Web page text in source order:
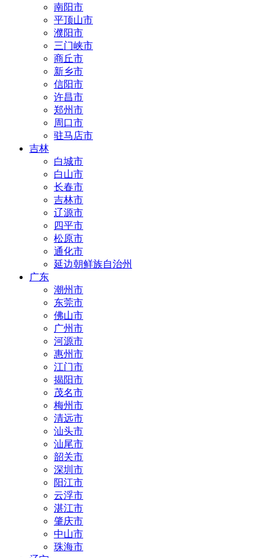
南阳市
平顶山市
濮阳市
三门峡市
商丘市
新乡市
信阳市
许昌市
郑州市
周口市
驻马店市
吉林
白城市
白山市
长春市
吉林市
辽源市
四平市
松原市
通化市
延边朝鲜族自治州
广东
潮州市
东莞市
佛山市
广州市
河源市
惠州市
江门市
揭阳市
茂名市
梅州市
清远市
汕头市
汕尾市
韶关市
深圳市
阳江市
云浮市
湛江市
肇庆市
中山市
珠海市